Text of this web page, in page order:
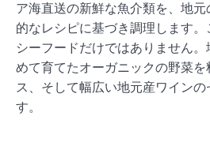
ア海直送の新鮮な魚介類を、地
的なレシピに基づき調理します
シーフードだけではありません
めて育てたオーガニックの野菜
ス、そして幅広い地元産ワイン
す。